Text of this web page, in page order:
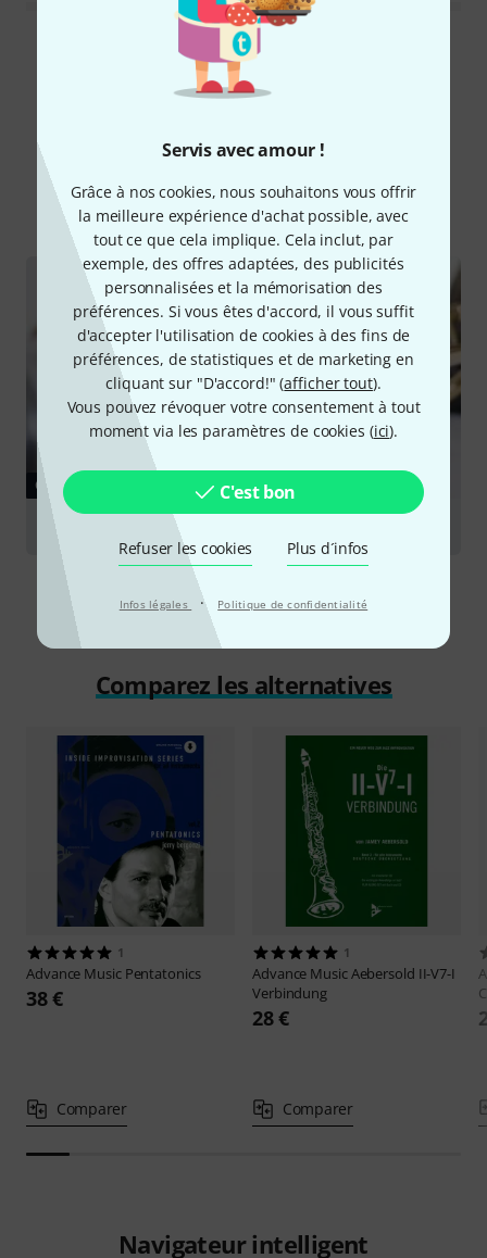
Servis avec amour !
Grâce à nos cookies, nous souhaitons vous offrir
la meilleure expérience d'achat possible, avec
tout ce que cela implique. Cela inclut, par
exemple, des offres adaptées, des publicités
personnalisées et la mémorisation des
préférences. Si vous êtes d'accord, il vous suffit
d'accepter l'utilisation de cookies à des fins de
préférences, de statistiques et de marketing en
cliquant sur "D'accord!" (afficher tout).
Vous pouvez révoquer votre consentement à tout
moment via les paramètres de cookies (ici).
C'est bon
Refuser les cookies Plus d´infos
Infos légales · Politique de confidentialité
Lire toutes les évaluations
Le saviez-vous?
Tout Guides
GUIDES
Comparez les alternatives
1
Advance Music Pentatonics
38 €
Comparer
1
Advance MusicAebersold II-V7-I
Verbindung
28 €
Comparer
Navigateur intelligent